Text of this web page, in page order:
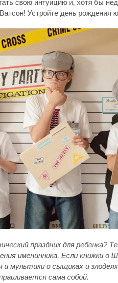
свою интуицию и, хотя бы
Устройте день рождения
праздник для ребенка?
именинника. Если книжки о
и мультики о сыщиках и
сама собой.